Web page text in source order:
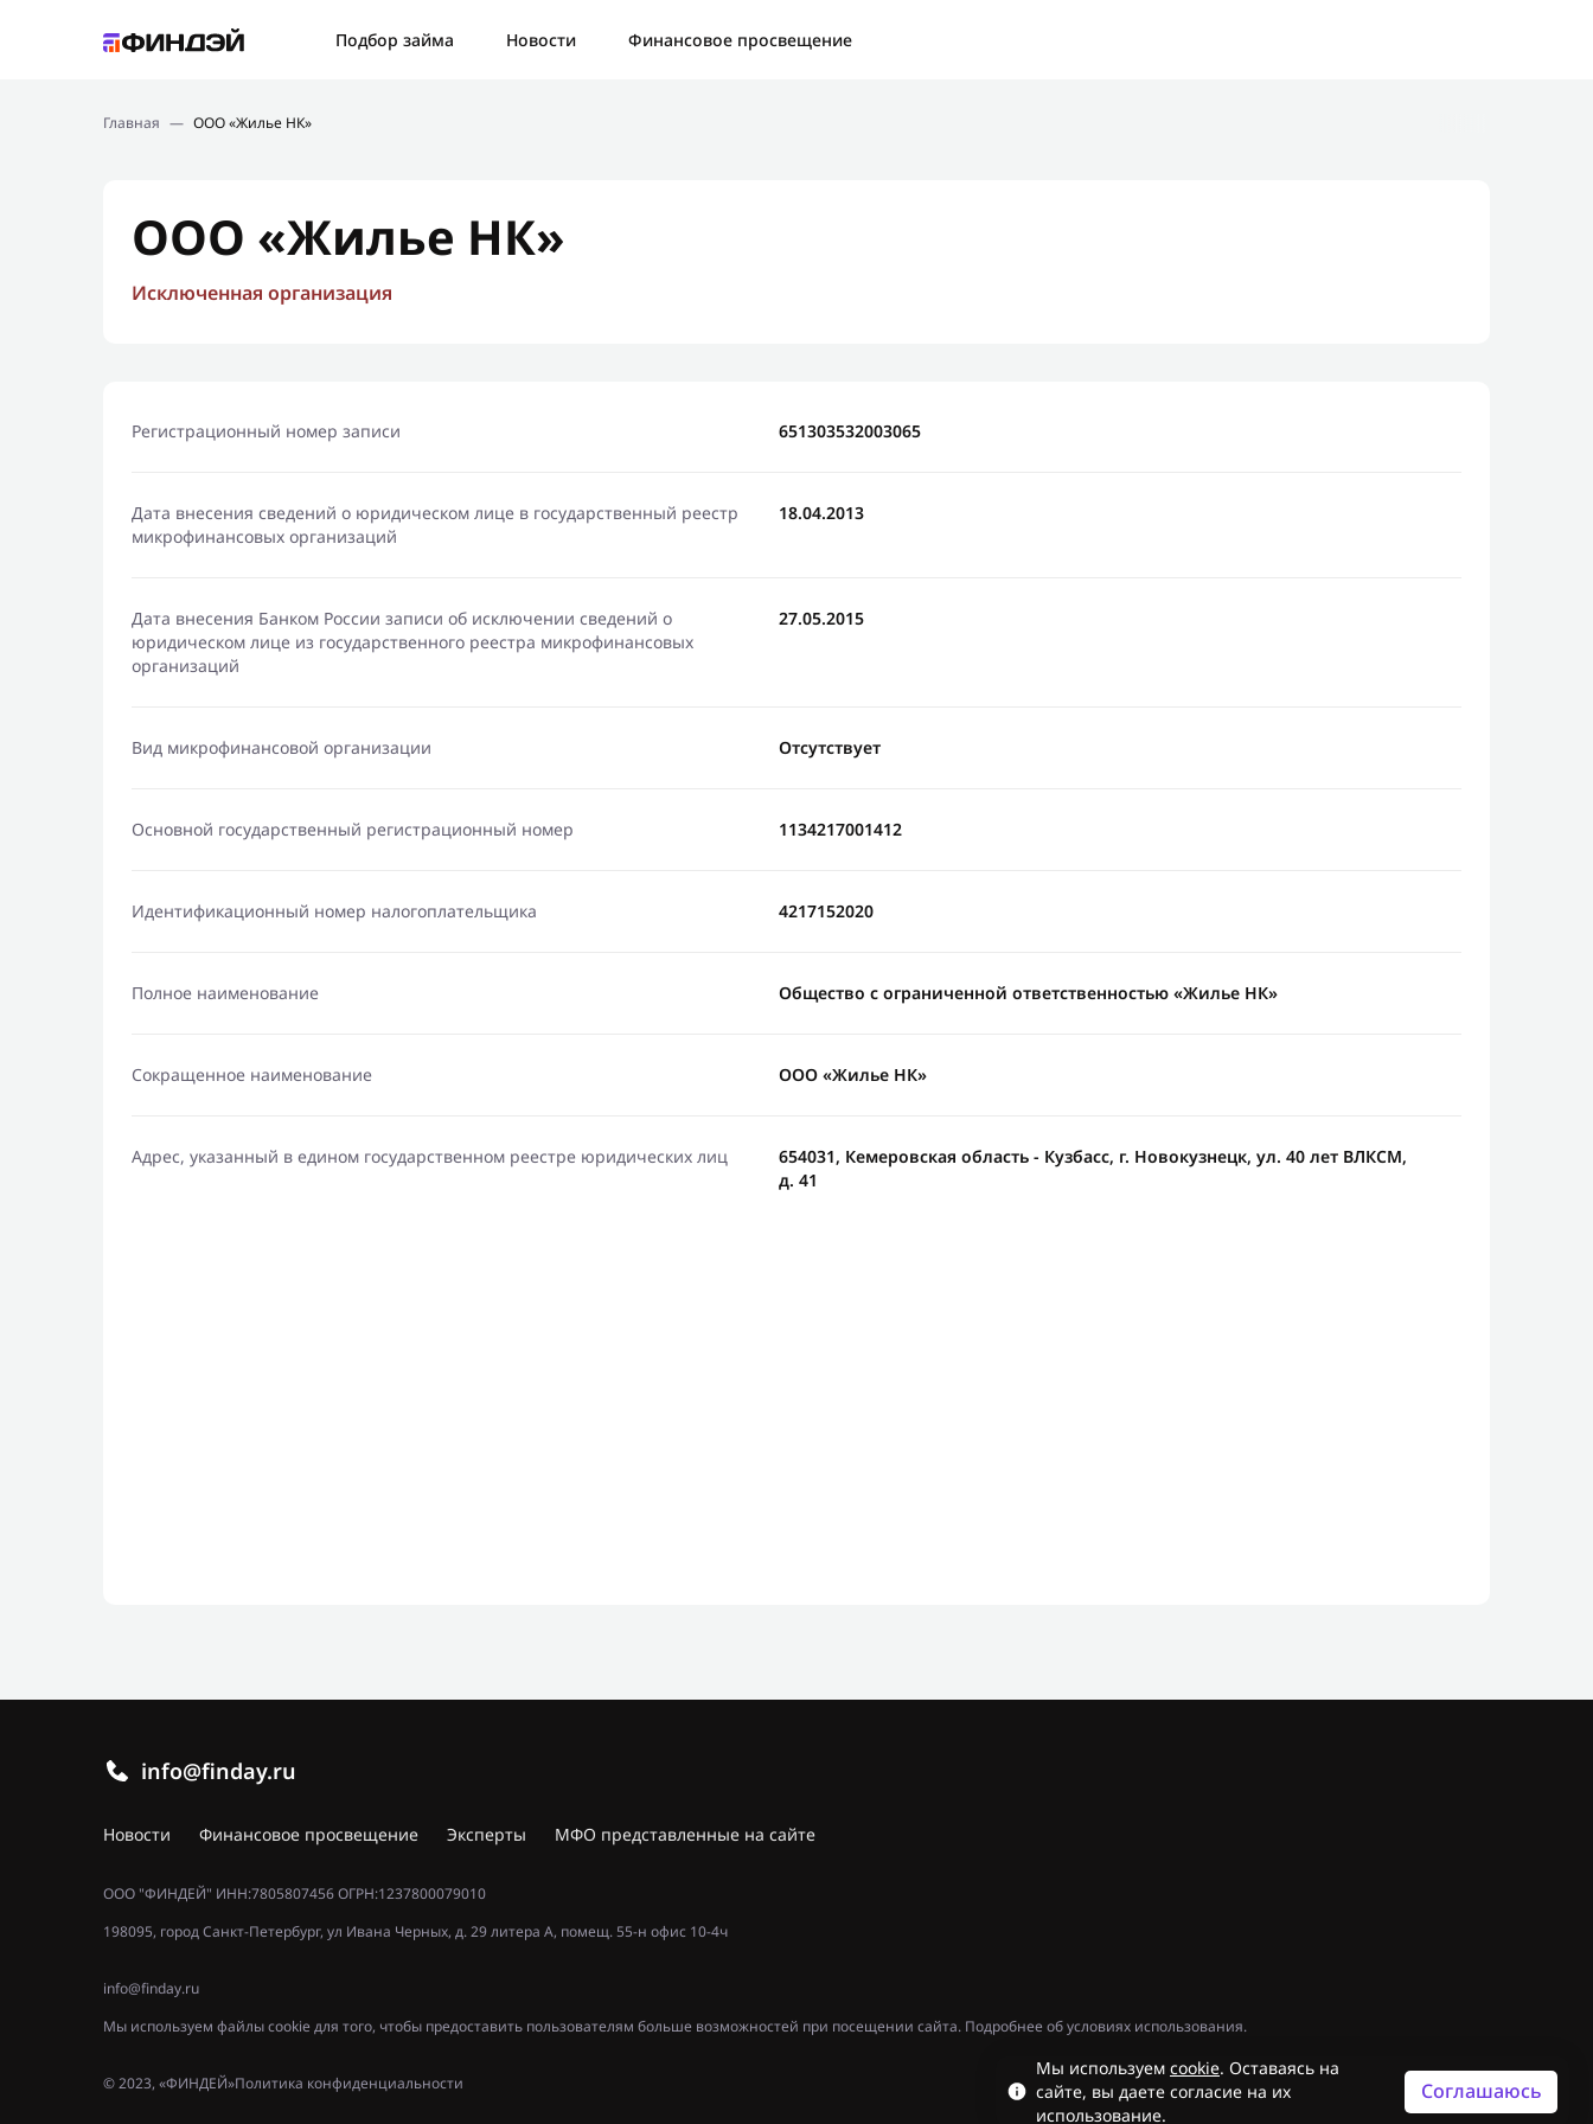
Подбор займа Новости
Финансовое просвещение
Новости
Главная — ООО «Жилье НК»
ООО «Жилье НК»
Исключенная организация
Регистрационный номер записи 651303532003065
Дата внесения сведений о юридическом лице в государственный реестр
микрофинансовых организаций
18.04.2013
Дата внесения Банком России записи об исключении сведений о
юридическом лице из государственного реестра микрофинансовых
организаций
27.05.2015
Вид микрофинансовой организации Отсутствует
Основной государственный регистрационный номер 1134217001412
Идентификационный номер налогоплательщика 4217152020
Полное наименование Общество с ограниченной ответственностью «Жилье НК»
Сокращенное наименование ООО «Жилье НК»
Адрес, указанный в едином государственном реестре юридических лиц
654031, Кемеровская область - Кузбасс, г. Новокузнецк, ул. 40 лет ВЛКСМ,
д. 41
info@finday.ru
Новости Финансовое просвещение Эксперты МФО представленные на сайте
ООО "ФИНДЕЙ" ИНН:7805807456 ОГРН:1237800079010
198095, город Санкт-Петербург, ул Ивана Черных, д. 29 литера А, помещ. 55-н офис 10-4ч
info@finday.ru
Мы используем файлы cookie для того, чтобы предоставить пользователям больше возможностей при посещении сайта. Подробнее об условиях использования.
Политика конфиденциальности
© 2023, «ФИНДЕЙ»
Мы используем cookie. Оставаясь на
сайте, вы даете согласие на их
использование.
Соглашаюсь
Ошибка: Контактная форма не найдена.